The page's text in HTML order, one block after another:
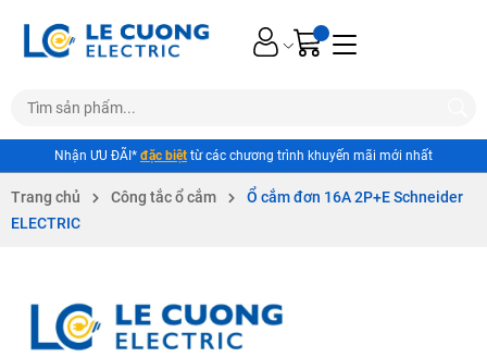
Nhận ƯU ĐÃI* đặc biệt từ các chương trình khuyến mãi mới nhất
Trang chủ Công tắc ổ cắm
Ổ cắm đơn 16A 2P+E Schneider
ELECTRIC